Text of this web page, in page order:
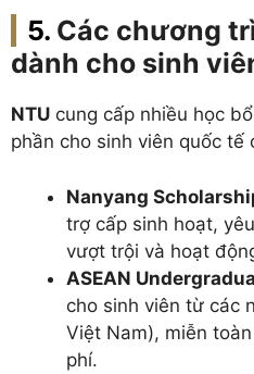
Các chương
dành cho sinh
NTU cung cấp nhiều học
phần cho sinh viên quốc tế
Nanyang
trợ cấp sinh hoạt,
vượt trội và hoạt
ASEAN
cho sinh viên từ các
Việt Nam), miễn
phí.